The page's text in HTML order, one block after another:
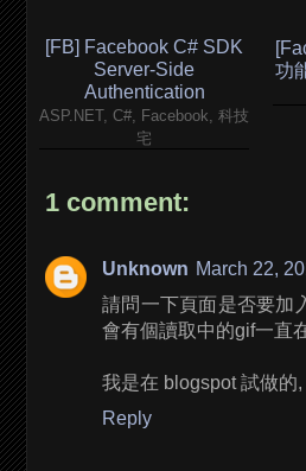
[FB] Facebook C# SDK
Server-Side
Authentication
ASP.NET, C#, Facebook, 科技
宅
功
1 comment:
Unknown March 22,
請問一下頁面是否要加
會有個讀取中的gif一直
我是在 blogspot 試做的,
Reply